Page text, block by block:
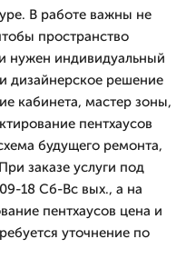
В работе важны не
пространство
нужен индивидуальный
дизайнерское решение
кабинета, мастер зоны,
пентхаусов
будущего ремонта,
заказе услуги под
18 Сб-Вс вых., а на
пентхаусов цена и
уточнение по